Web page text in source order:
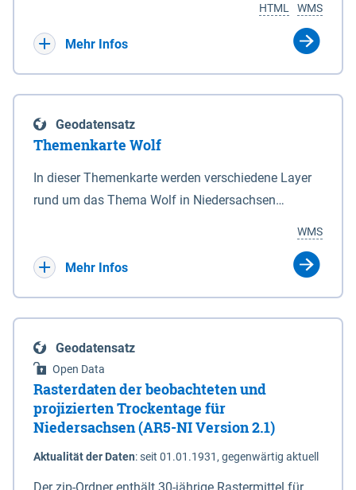
Deichbehörde durch Verordnung ausspricht. Für
enthalten. Sperrwerke Sperrwerke sind Bauwerke
mit Sperrvorrichtungen in Tidegewässern, die dem
Schutz eines Gebietes vor erhöhten Tiden, vor allem
vor Sturmfluten, zu dienen bestimmt sind (§2 Abs.3
Eigenschaft eines Sperrwerkes durch Widmung, die
die Deichbehörde durch Verordnung ausspricht.
WMS
HTML
Mehr Infos
Geodatensatz
Themenkarte Wolf
In dieser Themenkarte werden verschiedene Layer
rund um das Thema Wolf in Niedersachsen
sowie Status der bestehenden Wolfsterritorien im
laufenden Monitoringjahr.
WMS
Mehr Infos
Geodatensatz
Open Data
Rasterdaten der beobachteten und
projizierten Trockentage für
Niedersachsen (AR5-NI Version 2.1)
Aktualität der Daten:seit 01.01.1931, gegenwärtig aktuell